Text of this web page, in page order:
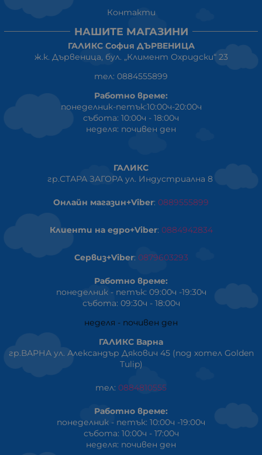
Контакти
НАШИТЕ МАГАЗИНИ
ГАЛИКС София ДЪРВЕНИЦА
ж.к. Дървеница, бул. „Климент Охридски“ 23
тел: 0884555899
Работно време:
понеделник-петък:10:00ч-20:00ч
събота: 10:00ч - 18:00ч
неделя: почивен ден
ГАЛИКС
гр.СТАРА ЗАГОРА ул. Индустриална 8
Онлайн магазин+Viber: 0889555899
Клиенти на едро+Viber: 0884942834
Сервиз+Viber: 0879603293
Работно време:
понеделник - петък: 09:00ч -19:30ч
събота: 09:30ч - 18:00ч
неделя - почивен ден
ГАЛИКС Варна
гр.ВАРНА ул. Александър Дякович 45 (под хотел Golden
Tulip)
тел: 0884810555
Работно време:
понеделник - петък: 10:00ч -19:00ч
събота: 10:00ч - 17:00ч
неделя: почивен ден